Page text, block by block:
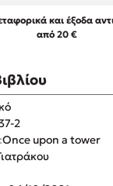
2
Once upon a tower
και έξοδα
από 20 €